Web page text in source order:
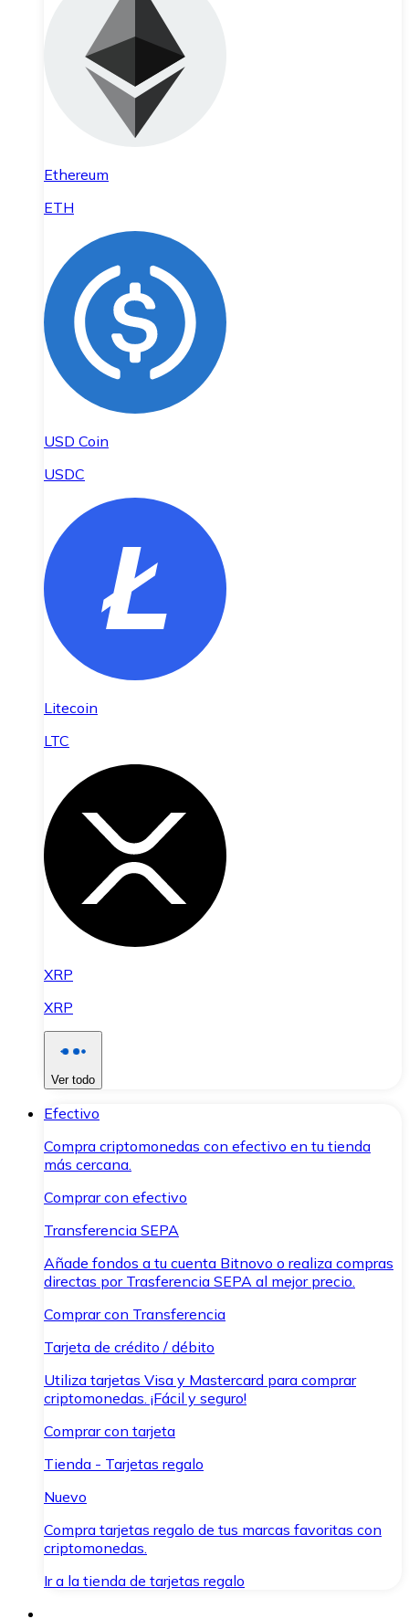
Ethereum
ETH
USD Coin
USDC
Litecoin
LTC
XRP
XRP
Ver todo
Efectivo
Compra criptomonedas con efectivo en tu tienda
más cercana.
Comprar con efectivo
Transferencia SEPA
Añade fondos a tu cuenta Bitnovo o realiza compras
directas por Trasferencia SEPA al mejor precio.
Comprar con Transferencia
Tarjeta de crédito / débito
Utiliza tarjetas Visa y Mastercard para comprar
criptomonedas. ¡Fácil y seguro!
Comprar con tarjeta
Tienda - Tarjetas regalo
Nuevo
Compra tarjetas regalo de tus marcas favoritas con
criptomonedas.
Ir a la tienda de tarjetas regalo